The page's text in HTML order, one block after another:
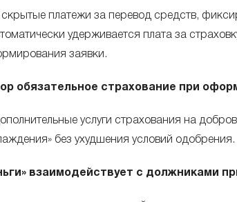
платежи за перевод средств,
удерживается плата за
заявки.
обязательное страхование при
услуги страхования на
без ухудшения условий
взаимодействует с должниками